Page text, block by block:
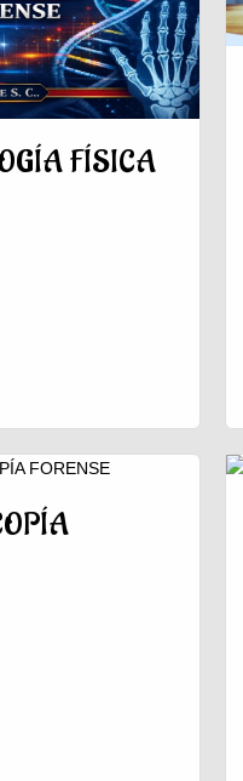
FÍSICA